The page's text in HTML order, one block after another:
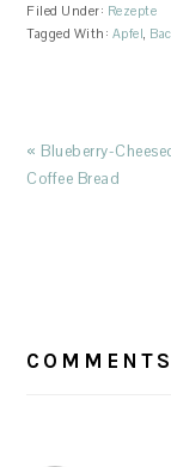
Filed Under: Rezepte
Tagged With: Apfel
Previous
Post:
« Blueberry-
Coffee Bread
COMMENTS